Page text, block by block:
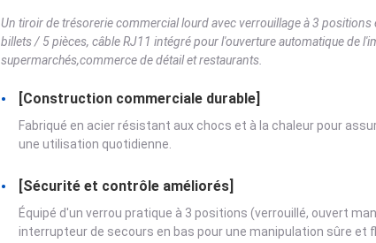
Un tiroir de trésorerie commercial lourd avec verrouillage à 3
billets / 5 pièces, câble RJ11 intégré pour l'ouverture automatique de
supermarchés,commerce de détail et restaurants.
[Construction commerciale durable]
Fabriqué en acier résistant aux chocs et à la chaleur pour
une utilisation quotidienne.
[Sécurité et contrôle améliorés]
Équipé d'un verrou pratique à 3 positions (verrouillé, ouvert
interrupteur de secours en bas pour une manipulation sûre et